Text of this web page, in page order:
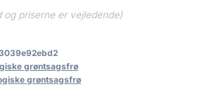
og priserne er vejledende)
grøntsagsfrø
grøntsagsfrø